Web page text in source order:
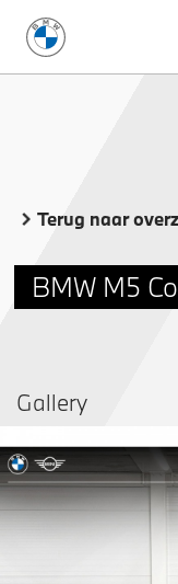
Terug naar
BMW M5
Gallery